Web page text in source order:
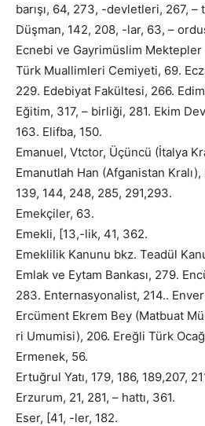
barışı, 64, 273, -devletleri, 267, –
Düşman, 142, 208, -lar, 63, –
Ecnebi ve Gayrimüslim Mektepler
Türk Muallimleri Cemiyeti, 69.
229. Edebiyat Fakültesi, 266.
Eğitim, 317, – birliği, 281. Ekim
163. Elifba, 150.
Emanuel, Vtctor, Üçüncü (İtalya
Emanutlah Han (Afganistan
139, 144, 248, 285, 291,293.
Emekçiler, 63.
Emekli, [13,-lik, 41, 362.
Emeklilik Kanunu bkz. Teadül
Emlak ve Eytam Bankası, 279.
283. Enternasyonalist, 214..
Ercüment Ekrem Bey (Matbuat
ri Umumisi), 206. Ereğli Türk
Ermenek, 56.
Ertuğrul Yatı, 179, 186, 189,207,
Erzurum, 21, 281, – hattı, 361.
Eser, [41, -ler, 182.